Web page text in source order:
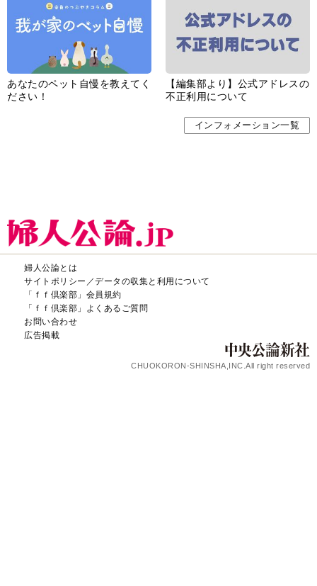
あなたのペット自慢を教えてく
ださい！
【編集部より】公式アドレスの
不正利用について
インフォメーション一覧
婦人公論とは
サイトポリシー／データの収集と利用について
「ｆｆ倶楽部」会員規約
「ｆｆ倶楽部」よくあるご質問
お問い合わせ
広告掲載
CHUOKORON-SHINSHA,INC.All right reserved